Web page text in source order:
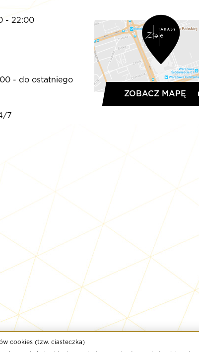
- 22:00
- do ostatniego
7
ZOBACZ MAPĘ
cookies (tzw. ciasteczka)